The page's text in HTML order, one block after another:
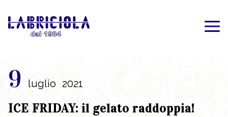
9 luglio 2021
ICE FRIDAY: il gelato raddoppia!